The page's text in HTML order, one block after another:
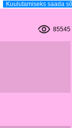
Kuulutamiseks saada
85545